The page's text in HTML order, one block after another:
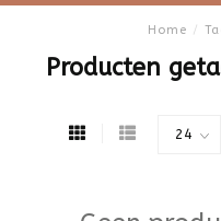
Home /
Producten